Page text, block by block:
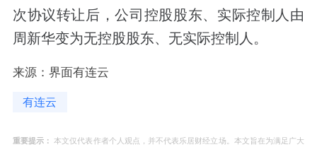
次协议转让后，公司控股股东、实际控制人由
周新华变为无控股股东、无实际控制人。
来源：界面有连云
有连云
重要提示： 本文仅代表作者个人观点，并不代表乐居财经立场。本文旨在为满足广大